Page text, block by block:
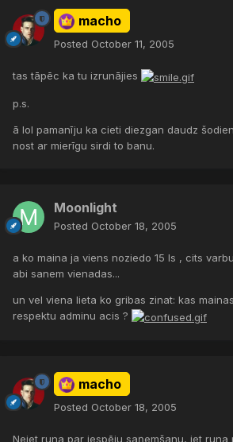
macho
Posted October 11, 2005
tas tāpēc ka tu izrunājies
p.s.
ā lol pamanīju ka cieti diezgan daudz
nost ar mierīgu sirdi to banu.
Moonlight
Posted October 18, 2005
a ko maina ja viens noziedo 15 ls , cits
abi sanem vienadas...
un vel viena lieta ko gribas zinat: kas
respektu adminu acis ?
macho
Posted October 18, 2005
Neiet runa par iespēju saņemšanu, iet runa